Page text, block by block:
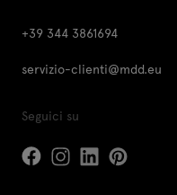
+39 344 3861694
servizio-clienti@mdd.eu
Seguici su